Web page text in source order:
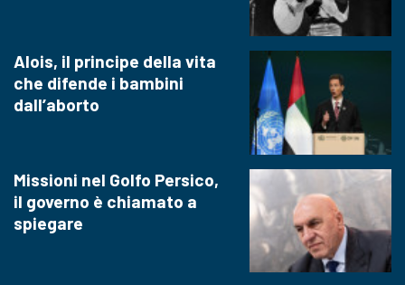
Alois, il principe della vita
che difende i bambini
dall’aborto
Missioni nel Golfo Persico,
il governo è chiamato a
spiegare